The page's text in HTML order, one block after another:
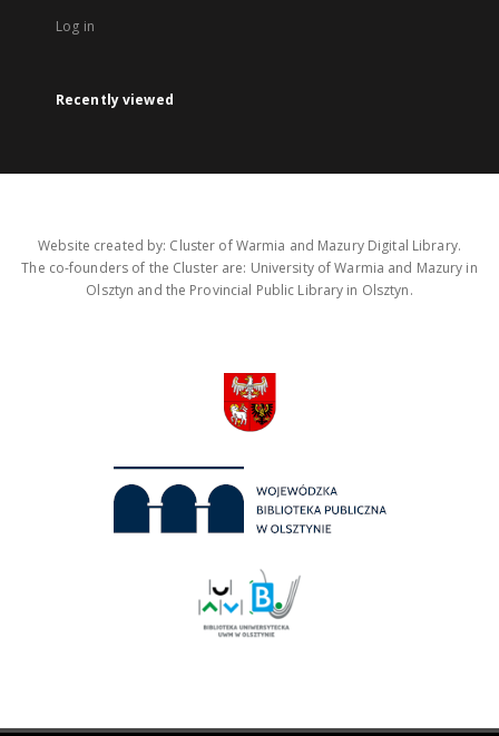
Log in
Recently viewed
Website created by: Cluster of Warmia and Mazury Digital Library.
The co-founders of the Cluster are: University of Warmia and Mazury in
Olsztyn and the Provincial Public Library in Olsztyn.